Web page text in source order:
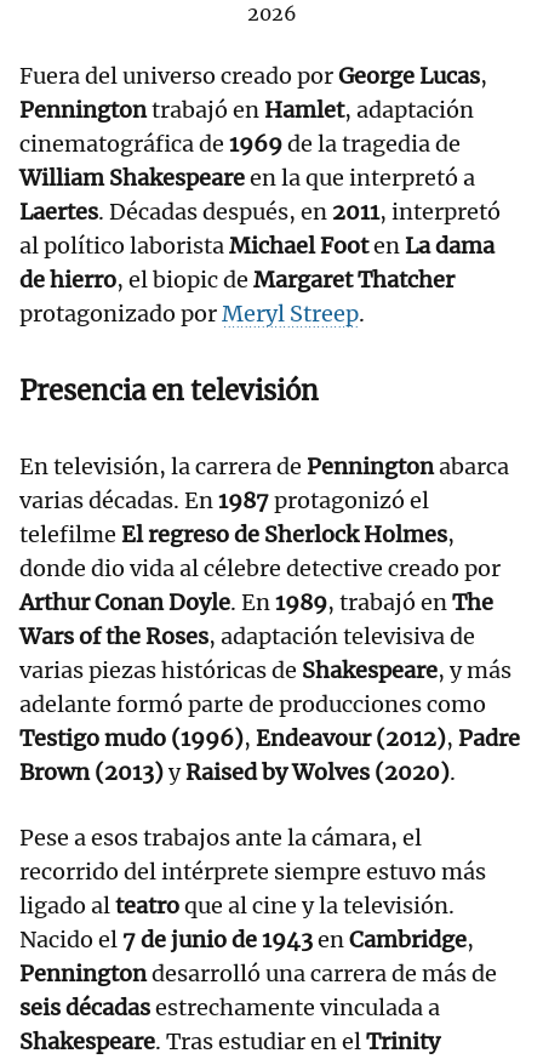
2026
Fuera del universo creado porGeorge Lucas,
Penningtontrabajó en Hamlet, adaptación
cinematográfica de 1969de la tragedia de
William Shakespeareen la que interpretó a
Laertes. Décadas después, en 2011, interpretó
al político laboristaMichael FootenLa dama
de hierro, el biopic de Margaret Thatcher
protagonizado porMeryl Streep.
Presencia en televisión
En televisión, la carrera de Penningtonabarca
varias décadas. En1987protagonizó el
telefilme El regreso de Sherlock Holmes,
donde dio vida al célebre detective creado por
Arthur Conan Doyle. En1989, trabajó enThe
Wars of the Roses, adaptación televisiva de
varias piezas históricas de Shakespeare, y más
adelante formó parte de producciones como
Testigo mudo (1996), Endeavour (2012), Padre
Brown (2013)yRaised by Wolves (2020).
Pese a esos trabajos ante la cámara, el
recorrido del intérprete siempre estuvo más
ligado alteatroque al cine y la televisión.
Nacido el 7 de junio de 1943enCambridge,
Penningtondesarrolló una carrera de más de
seis décadasestrechamente vinculada a
Shakespeare. Tras estudiar en elTrinity